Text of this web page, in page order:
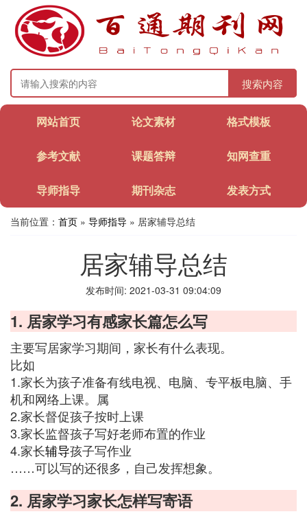
搜索内容
网站首页 论文素材 格式模板
参考文献 课题答辩 知网查重
导师指导 期刊杂志 发表方式
当前位置： 首页 » 导师指导 » 居家辅导总结
居家辅导总结
发布时间: 2021-03-31 09:04:09
1. 居家学习有感家长篇怎么写
主要写居家学习期间，家长有什么表现。
比如
1.家长为孩子准备有线电视、电脑、专平板电脑、手
机和网络上课。属
2.家长督促孩子按时上课
3.家长监督孩子写好老师布置的作业
4.家长辅导孩子写作业
……可以写的还很多，自己发挥想象。
2. 居家学习家长怎样写寄语